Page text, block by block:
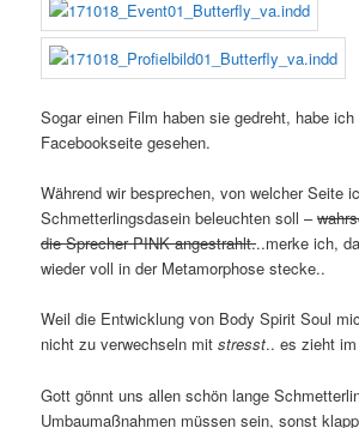
Sogar einen Film haben sie gedreht, habe ich
Facebookseite gesehen.
Während wir besprechen, von welcher Seite
Schmetterlingsdasein beleuchten soll –
die Sprecher PINK angestrahlt...merke ich,
wieder voll in der Metamorphose stecke..
Weil die Entwicklung von Body Spirit Soul
nicht zu verwechseln mitstresst.. es zieht
Gott gönnt uns allen schön lange
Umbaumaßnahmen müssen sein, sonst